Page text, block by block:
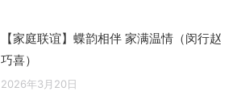
【家庭联谊】蝶韵相伴 家满温情（闵行赵
巧喜）
2026年3月20日